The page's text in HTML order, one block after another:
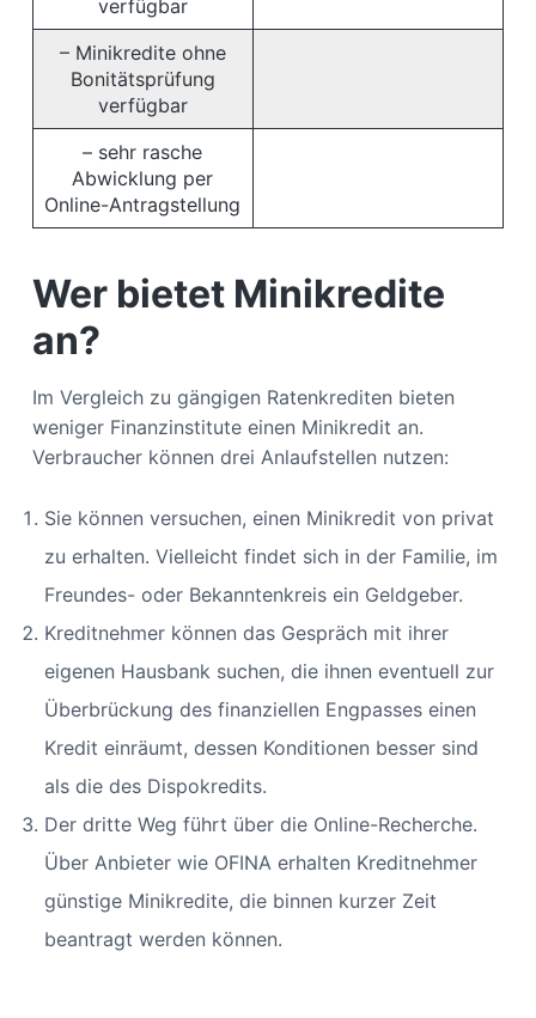
verfügbar
– Minikredite ohne
Bonitätsprüfung
verfügbar
– sehr rasche
Abwicklung per
Online-Antragstellung
Wer bietet Minikredite
an?
Im Vergleich zu gängigen Ratenkrediten bieten
weniger Finanzinstitute einen Minikredit an.
Verbraucher können drei Anlaufstellen nutzen:
Sie können versuchen, einen Minikredit von privat
zu erhalten. Vielleicht findet sich in der Familie, im
Freundes- oder Bekanntenkreis ein Geldgeber.
Kreditnehmer können das Gespräch mit ihrer
eigenen Hausbank suchen, die ihnen eventuell zur
Überbrückung des finanziellen Engpasses einen
Kredit einräumt, dessen Konditionen besser sind
als die des Dispokredits.
Der dritte Weg führt über die Online-Recherche.
Über Anbieter wie OFINA erhalten Kreditnehmer
günstige Minikredite, die binnen kurzer Zeit
beantragt werden können.